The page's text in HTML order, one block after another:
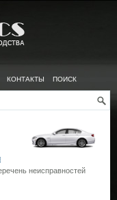
КОНТАКТЫ ПОИСК
неисправностей